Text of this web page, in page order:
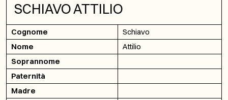
SCHIAVO ATTILIO
Cognome
Schiavo
Nome
Attilio
Soprannome
Paternità
Madre